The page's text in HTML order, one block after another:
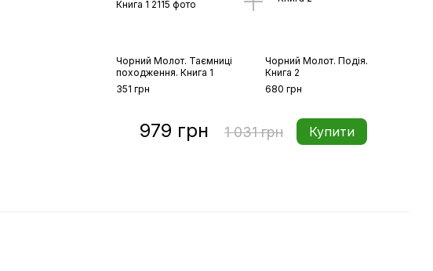
Чорний Молот. Таємниці
походження. Книга 1
351 грн
Чорний Молот. Подія.
Книга 2
680 грн
979 грн 1 031 грн Купити